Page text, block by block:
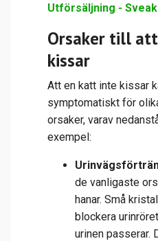
Utförsäljning -
Orsaker till
kissar
Att en katt inte kissar
symptomatiskt för
orsaker, varav
exempel:
de vanligaste
hanar. Små
blockera
urinen passerar.